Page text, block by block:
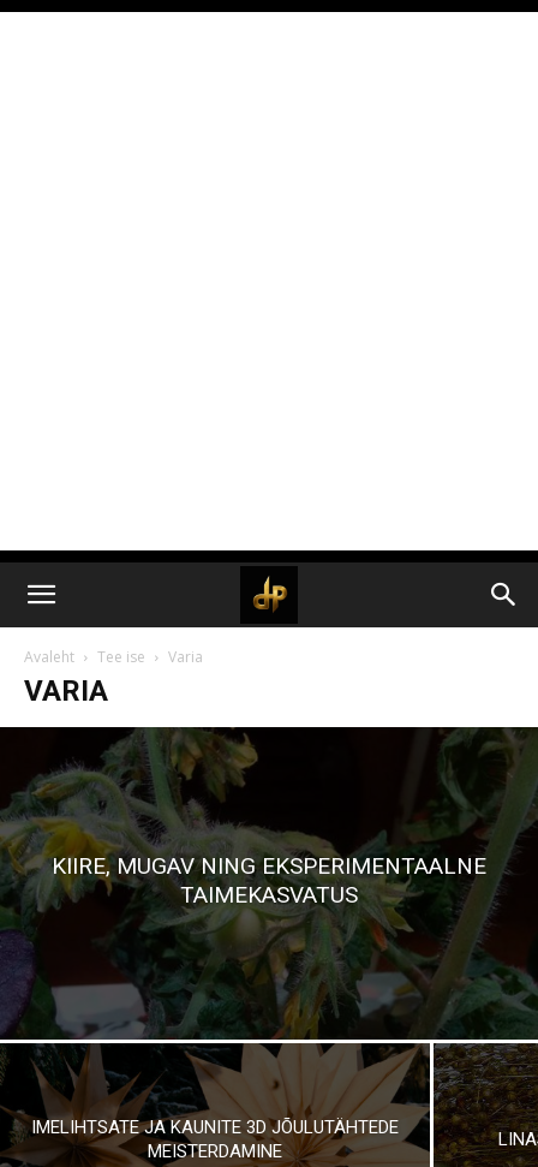
Avaleht Tee ise Varia
VARIA
KIIRE, MUGAV NING EKSPERIMENTAALNE
TAIMEKASVATUS
IMELIHTSATE JA KAUNITE 3D JÕULUTÄHTEDE
MEISTERDAMINE